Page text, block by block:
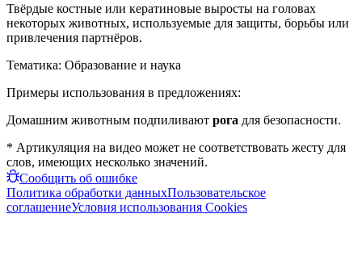
Твёрдые костные или кератиновые выросты на головах
некоторых животных, используемые для защиты, борьбы или
привлечения партнёров.
Тематика: Образование и наука
Примеры использования в предложениях:
Домашним животным подпиливают рога для безопасности.
* Артикуляция на видео может не соответствовать жесту для
слов, имеющих несколько значений.
Сообщить об ошибке
Политика обработки данныхПользовательское
соглашениеУсловия использования Cookies